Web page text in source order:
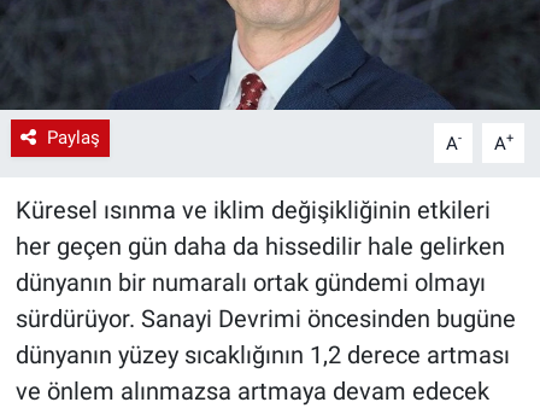
Paylaş A- A+
Küresel ısınma ve iklim değişikliğinin etkileri
her geçen gün daha da hissedilir hale gelirken
dünyanın bir numaralı ortak gündemi olmayı
sürdürüyor. Sanayi Devrimi öncesinden bugüne
dünyanın yüzey sıcaklığının 1,2 derece artması
ve önlem alınmazsa artmaya devam edecek